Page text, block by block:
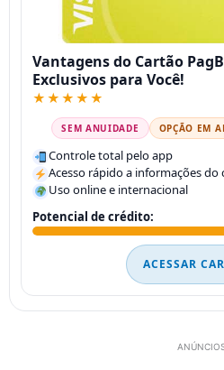
Vantagens do Cartão
Exclusivos para Você!
★★★★★
SEM ANUIDADE OPÇÃO EM
Controle total pelo app
Acesso rápido a informações do
Uso online e internacional
Potencial de crédito:
ACESSAR